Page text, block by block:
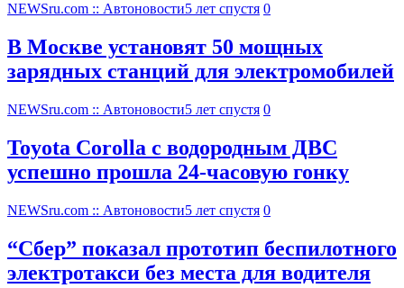
NEWSru.com :: Автоновости5 лет спустя 0
В Москве установят 50 мощных
зарядных станций для электромобилей
NEWSru.com :: Автоновости5 лет спустя 0
Toyota Corolla с водородным ДВС
успешно прошла 24-часовую гонку
NEWSru.com :: Автоновости5 лет спустя 0
“Сбер” показал прототип беспилотного
электротакси без места для водителя